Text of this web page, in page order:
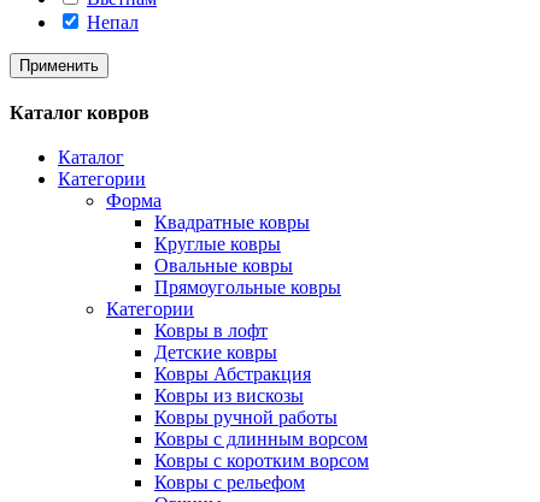
Непал
Применить
Каталог ковров
Каталог
Категории
Форма
Квадратные ковры
Круглые ковры
Овальные ковры
Прямоугольные ковры
Категории
Ковры в лофт
Детские ковры
Ковры Абстракция
Ковры из вискозы
Ковры ручной работы
Ковры с длинным ворсом
Ковры с коротким ворсом
Ковры с рельефом